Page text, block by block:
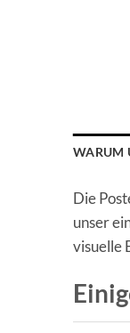
WARUM
Die
unser
visuelle